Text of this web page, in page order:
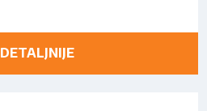
DETALJNIJE